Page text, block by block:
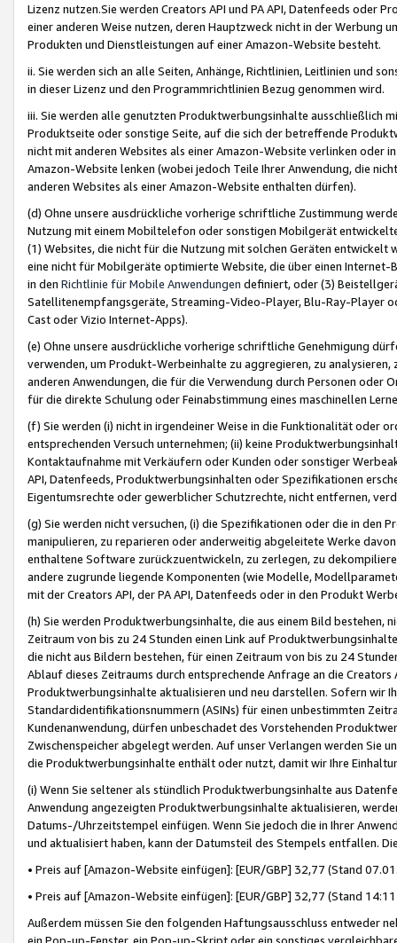
Lizenz nutzen.Sie werden Creators API und PA API, Datenfeeds oder
einer anderen Weise nutzen, deren Hauptzweck nicht in der Werbung
Produkten und Dienstleistungen auf einer Amazon-Website besteht.
ii. Sie werden sich an alle Seiten, Anhänge, Richtlinien, Leitlinien und
in dieser Lizenz und den Programmrichtlinien Bezug genommen wird.
iii. Sie werden alle genutzten Produktwerbungsinhalte ausschließlich
Produktseite oder sonstige Seite, auf die sich der betreffende
nicht mit anderen Websites als einer Amazon-Website verlinken oder
Amazon-Website lenken (wobei jedoch Teile Ihrer Anwendung, die
anderen Websites als einer Amazon-Website enthalten dürfen).
(d) Ohne unsere ausdrückliche vorherige schriftliche Zustimmung
Nutzung mit einem Mobiltelefon oder sonstigen Mobilgerät
(1) Websites, die nicht für die Nutzung mit solchen Geräten
eine nicht für Mobilgeräte optimierte Website, die über einen
in den Richtlinie für Mobile Anwendungen definiert, oder (3)
Satellitenempfangsgeräte, Streaming-Video-Player, Blu-Ray-Player
Cast oder Vizio Internet-Apps).
(e) Ohne unsere ausdrückliche vorherige schriftliche Genehmigung
verwenden, um Produkt-Werbeinhalte zu aggregieren, zu
anderen Anwendungen, die für die Verwendung durch Personen
für die direkte Schulung oder Feinabstimmung eines maschinellen
(f) Sie werden (i) nicht in irgendeiner Weise in die Funktionalität oder
entsprechenden Versuch unternehmen; (ii) keine
Kontaktaufnahme mit Verkäufern oder Kunden oder sonstiger
API, Datenfeeds, Produktwerbungsinhalten oder Spezifikationen
Eigentumsrechte oder gewerblicher Schutzrechte, nicht entfernen,
(g) Sie werden nicht versuchen, (i) die Spezifikationen oder die in
manipulieren, zu reparieren oder anderweitig abgeleitete Werke
enthaltene Software zurückzuentwickeln, zu zerlegen, zu
andere zugrunde liegende Komponenten (wie Modelle,
mit der Creators API, der PA API, Datenfeeds oder in den Produkt
(h) Sie werden Produktwerbungsinhalte, die aus einem Bild bestehen,
Zeitraum von bis zu 24 Stunden einen Link auf
die nicht aus Bildern bestehen, für einen Zeitraum von bis zu 24
Ablauf dieses Zeitraums durch entsprechende Anfrage an die
Produktwerbungsinhalte aktualisieren und neu darstellen. Sofern wir
Standardidentifikationsnummern (ASINs) für einen unbestimmten
Kundenanwendung, dürfen unbeschadet des Vorstehenden
Zwischenspeicher abgelegt werden. Auf unser Verlangen werden Sie
die Produktwerbungsinhalte enthält oder nutzt, damit wir Ihre
(i) Wenn Sie seltener als stündlich Produktwerbungsinhalte aus
Anwendung angezeigten Produktwerbungsinhalte aktualisieren,
Datums-/Uhrzeitstempel einfügen. Wenn Sie jedoch die in Ihrer
und aktualisiert haben, kann der Datumsteil des Stempels entfallen.
• Preis auf [Amazon-Website einfügen]: [EUR/GBP] 32,77 (Stand
• Preis auf [Amazon-Website einfügen]: [EUR/GBP] 32,77 (Stand
Außerdem müssen Sie den folgenden Haftungsausschluss entweder
ein Pop-up-Fenster, ein Pop-up-Skript oder ein sonstiges